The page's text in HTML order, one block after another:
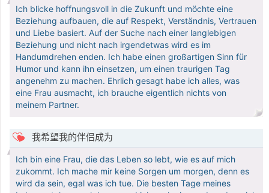
Ich blicke hoffnungsvoll in die Zukunft und möchte eine
Beziehung aufbauen, die auf Respekt, Verständnis, Vertrauen
und Liebe basiert. Auf der Suche nach einer langlebigen
Beziehung und nicht nach irgendetwas wird es im
Handumdrehen enden. Ich habe einen großartigen Sinn für
Humor und kann ihn einsetzen, um einen traurigen Tag
angenehm zu machen. Ehrlich gesagt habe ich alles, was
eine Frau ausmacht, ich brauche eigentlich nichts von
meinem Partner.
我希望我的伴侣成为
Ich bin eine Frau, die das Leben so lebt, wie es auf mich
zukommt. Ich mache mir keine Sorgen um morgen, denn es
wird da sein, egal was ich tue. Die besten Tage meines